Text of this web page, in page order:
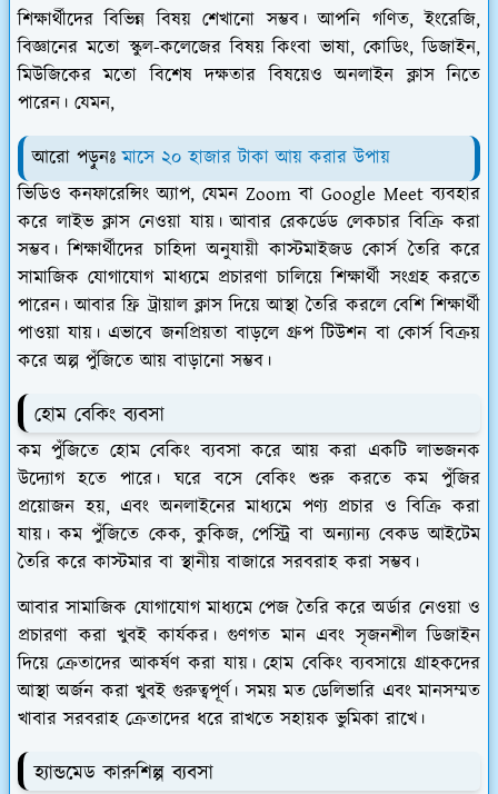
শিক্ষার্থীদের বিভিন্ন বিষয় শেখানো সম্ভব। আপনি গণিত, ইংরেজি,
বিজ্ঞানের মতো স্কুল-কলেজের বিষয় কিংবা ভাষা, কোডিং, ডিজাইন,
মিউজিকের মতো বিশেষ দক্ষতার বিষয়েও অনলাইন ক্লাস নিতে
পারেন। যেমন,
আরো পড়ুনঃমাসে ২০ হাজার টাকা আয় করার উপায়
ভিডিও কনফারেন্সিং অ্যাপ, যেমন Zoom বা Google Meet ব্যবহার
করে লাইভ ক্লাস নেওয়া যায়। আবার রেকর্ডেড লেকচার বিক্রি করা
সম্ভব। শিক্ষার্থীদের চাহিদা অনুযায়ী কাস্টমাইজড কোর্স তৈরি করে
সামাজিক যোগাযোগ মাধ্যমে প্রচারণা চালিয়ে শিক্ষার্থী সংগ্রহ করতে
পারেন। আবার ফ্রি ট্রায়াল ক্লাস দিয়ে আস্থা তৈরি করলে বেশি শিক্ষার্থী
পাওয়া যায়। এভাবে জনপ্রিয়তা বাড়লে গ্রুপ টিউশন বা কোর্স বিক্রয়
করে অল্প পুঁজিতে আয় বাড়ানো সম্ভব।
হোম বেকিং ব্যবসা
কম পুঁজিতে হোম বেকিং ব্যবসা করে আয় করা একটি লাভজনক
উদ্যোগ হতে পারে। ঘরে বসে বেকিং শুরু করতে কম পুঁজির
প্রয়োজন হয়, এবং অনলাইনের মাধ্যমে পণ্য প্রচার ও বিক্রি করা
যায়। কম পুঁজিতে কেক, কুকিজ, পেস্ট্রি বা অন্যান্য বেকড আইটেম
তৈরি করে কাস্টমার বা স্থানীয় বাজারে সরবরাহ করা সম্ভব।
আবার সামাজিক যোগাযোগ মাধ্যমে পেজ তৈরি করে অর্ডার নেওয়া ও
প্রচারণা করা খুবই কার্যকর। গুণগত মান এবং সৃজনশীল ডিজাইন
দিয়ে ক্রেতাদের আকর্ষণ করা যায়। হোম বেকিং ব্যবসায়ে গ্রাহকদের
আস্থা অর্জন করা খুবই গুরুত্বপূর্ণ। সময় মত ডেলিভারি এবং মানসম্মত
খাবার সরবরাহ ক্রেতাদের ধরে রাখতে সহায়ক ভুমিকা রাখে।
হ্যান্ডমেড কারুশিল্প ব্যবসা